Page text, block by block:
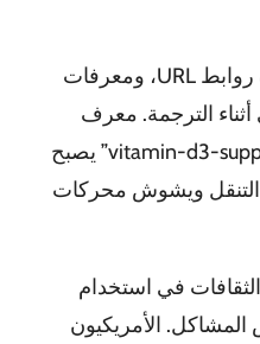
غالبًا ما تتلف روابط URL، ومعرفات
أثناء الترجمة. معرف
إنجليزي نظيف مثل “vitamin-d3-supplements” يصبح
التنقل ويشوش محركات
في استخدام
الأمريكيون